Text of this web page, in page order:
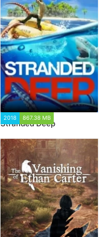
2018 867.38 MB
Stranded Deep